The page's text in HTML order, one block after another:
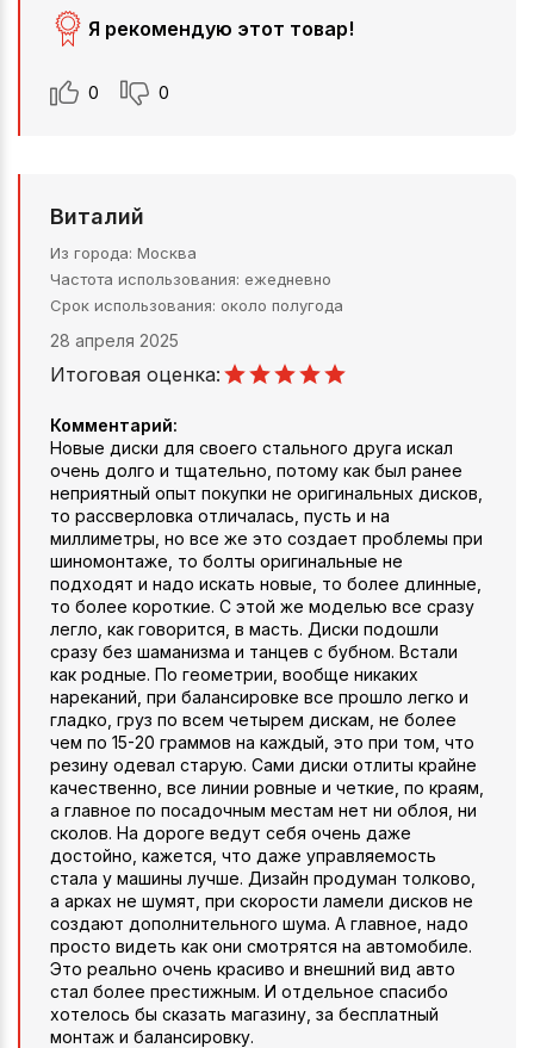
Я рекомендую этот товар!
0 0
Виталий
Из города Москва
Частота использования ежедневно
Срок использования около полугода
28 апреля 2025
Итоговая оценка:
Комментарий:
Новые диски для своего стального друга искал
очень долго и тщательно, потому как был ранее
неприятный опыт покупки не оригинальных дисков,
то рассверловка отличалась, пусть и на
миллиметры, но все же это создает проблемы при
шиномонтаже, то болты оригинальные не
подходят и надо искать новые, то более длинные,
то более короткие. С этой же моделью все сразу
легло, как говорится, в масть. Диски подошли
сразу без шаманизма и танцев с бубном. Встали
как родные. По геометрии, вообще никаких
нареканий, при балансировке все прошло легко и
гладко, груз по всем четырем дискам, не более
чем по 15-20 граммов на каждый, это при том, что
резину одевал старую. Сами диски отлиты крайне
качественно, все линии ровные и четкие, по краям,
а главное по посадочным местам нет ни облоя, ни
сколов. На дороге ведут себя очень даже
достойно, кажется, что даже управляемость
стала у машины лучше. Дизайн продуман толково,
а арках не шумят, при скорости ламели дисков не
создают дополнительного шума. А главное, надо
просто видеть как они смотрятся на автомобиле.
Это реально очень красиво и внешний вид авто
стал более престижным. И отдельное спасибо
хотелось бы сказать магазину, за бесплатный
монтаж и балансировку.